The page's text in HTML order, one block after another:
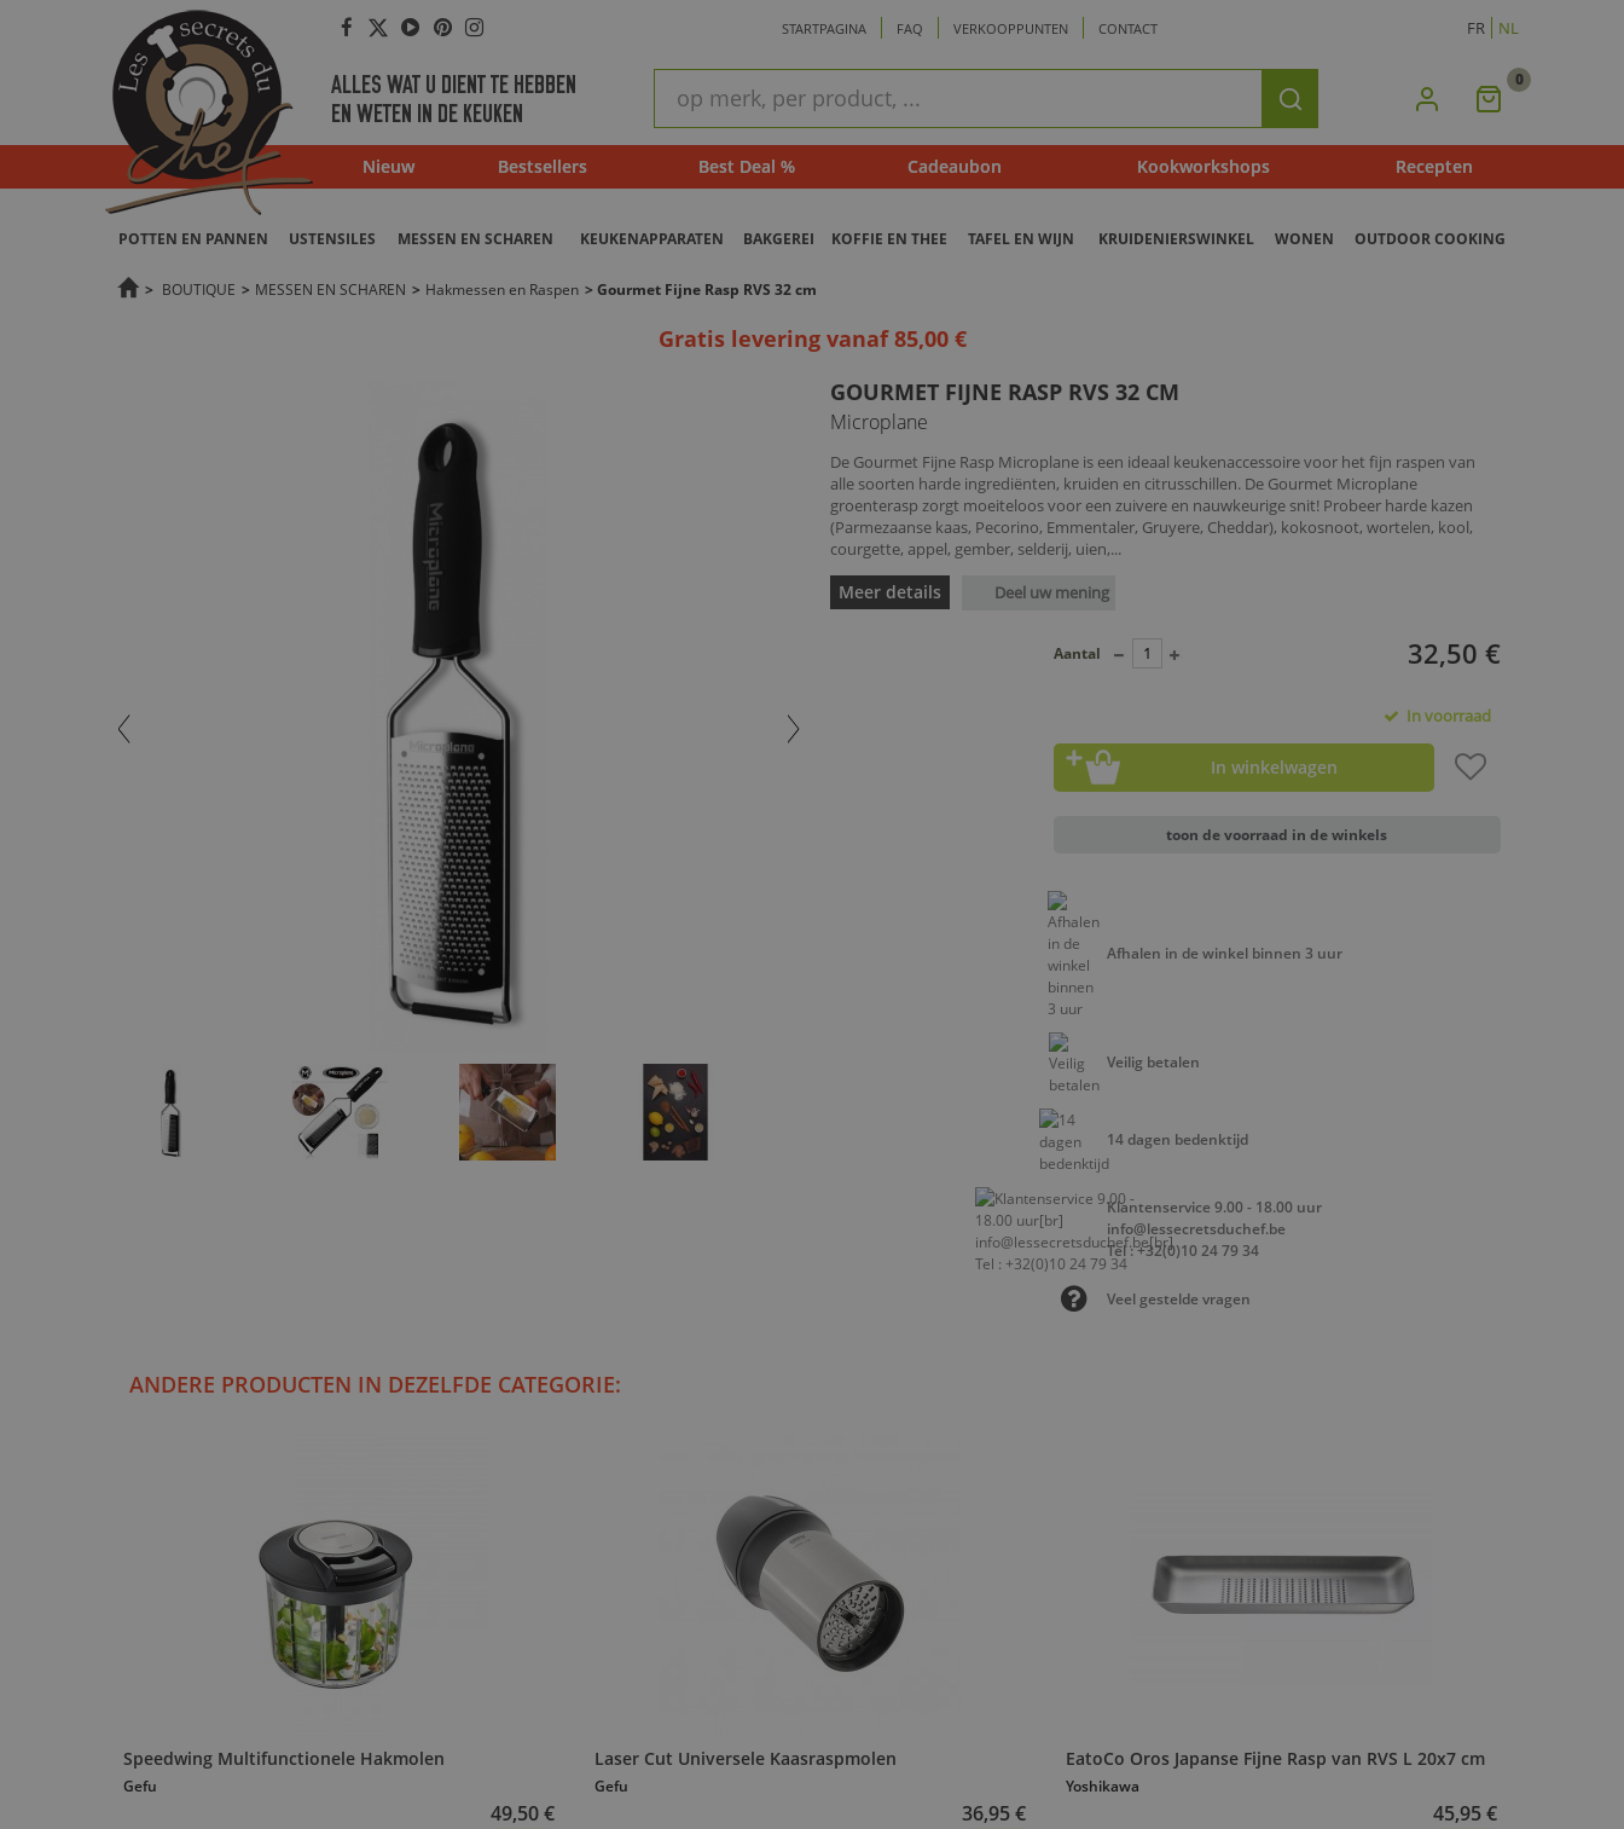
Facebook
Twitter
Youtube
Pinterest
Instagram STARTPAGINA FAQ VERKOOPPUNTEN CONTACT FR NL
ALLES WAT U DIENT TE HEBBEN
EN WETEN IN DE KEUKEN
zoeken
Zoeken Mijn
0
Nieuw Bestsellers Best Deal % Cadeaubon Kookworkshops Recepten
POTTEN EN PANNEN USTENSILES MESSEN EN SCHAREN KEUKENAPPARATEN BAKGEREI KOFFIE EN THEE TAFEL EN WIJN KRUIDENIERSWINKEL WONEN OUTDOOR COOKING
> BOUTIQUE > MESSEN EN SCHAREN > Hakmessen en Raspen > Gourmet Fijne Rasp RVS 32 cm
Gratis levering vanaf 85,00 €
GOURMET FIJNE RASP RVS 32 CM
Microplane
De Gourmet Fijne Rasp Microplane is een ideaal keukenaccessoire voor het fijn raspen van
alle soorten harde ingrediënten, kruiden en citrusschillen. De Gourmet Microplane
groenterasp zorgt moeiteloos voor een zuivere en nauwkeurige snit! Probeer harde kazen
(Parmezaanse kaas, Pecorino, Emmentaler, Gruyere, Cheddar), kokosnoot, wortelen, kool,
courgette, appel, gember, selderij, uien,...
Meer details Deel uw mening
32,50 €
Aantal
In voorraad
In winkelwagen
toon de voorraad in de winkels
Afhalen in de winkel binnen 3 uur
Veilig betalen
14 dagen bedenktijd
Klantenservice 9.00 - 18.00 uur
info@lessecretsduchef.be
Tel : +32(0)10 24 79 34
Veel gestelde vragen
ANDERE PRODUCTEN IN DEZELFDE CATEGORIE:
Speedwing Multifunctionele Hakmolen
Gefu
49,50 €
Laser Cut Universele Kaasraspmolen
Gefu
36,95 €
EatoCo Oros Japanse Fijne Rasp van RVS L 20x7 cm
Yoshikawa
45,95 €